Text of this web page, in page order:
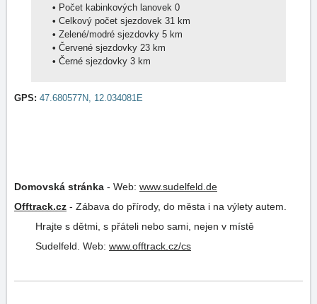
•
Počet kabinkových lanovek 0
•
Celkový počet sjezdovek 31 km
•
Zelené/modré sjezdovky 5 km
•
Červené sjezdovky 23 km
• Černé sjezdovky 3 km
GPS: 47.680577N, 12.034081E
Domovská stránka - Web: www.sudelfeld.de
Offtrack.cz - Zábava do přírody, do města i na výlety autem.
Hrajte s dětmi, s přáteli nebo sami, nejen v místě
Sudelfeld. Web: www.offtrack.cz/cs